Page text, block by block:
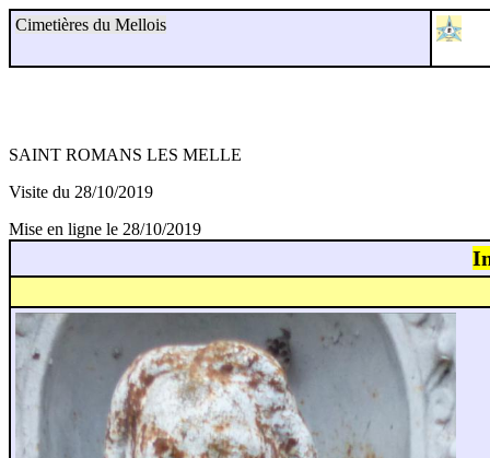
Cimetières du Mellois
SAINT ROMANS LES MELLE
Visite du 28/10/2019
Mise en ligne le 28/10/2019